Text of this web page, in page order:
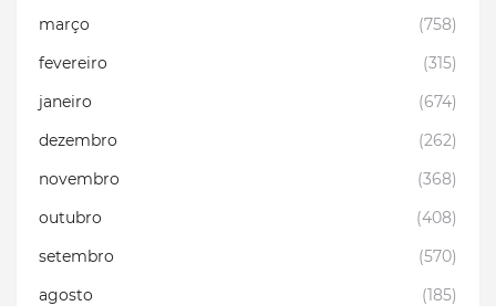
março
(758)
fevereiro
(315)
janeiro
(674)
dezembro
(262)
novembro
(368)
outubro
(408)
setembro
(570)
agosto
(185)